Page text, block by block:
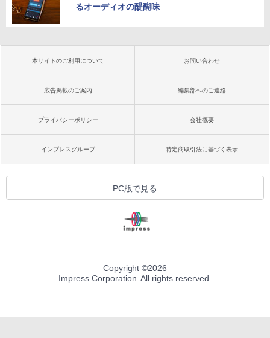
るオーディオの醍醐味
本サイトのご利用について お問い合わせ
広告掲載のご案内 編集部へのご連絡
プライバシーポリシー 会社概要
インプレスグループ 特定商取引法に基づく表示
PC版で見る
Copyright ©2026
Impress Corporation. All rights reserved.